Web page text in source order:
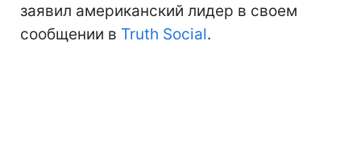
заявил американский лидер в своем
сообщении в Truth Social.